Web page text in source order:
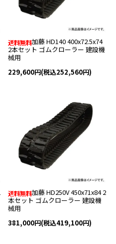
加藤 HD140 400x72.5x74
2本セット ゴムクローラー 建設機
械用
229,600円(税込252,560円)
加藤 HD250V 450x71x84 2
本セット ゴムクローラー 建設機
械用
381,000円(税込419,100円)